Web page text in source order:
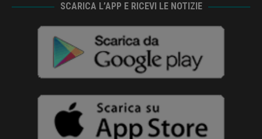
SCARICA L’APP E RICEVI LE NOTIZIE